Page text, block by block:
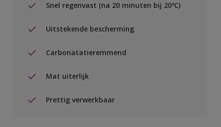
Snel regenvast (na 20 minuten bij 20ºC)
Uitstekende bescherming
Carbonatatieremmend
Mat uiterlijk
Prettig verwerkbaar